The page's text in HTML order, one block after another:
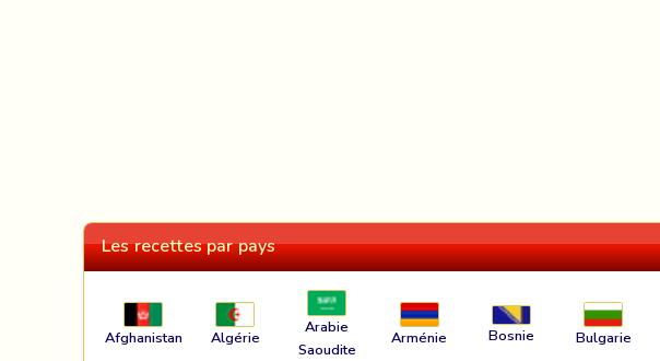
Les recettes par pays
Afghanistan Algérie
Arabie
Saoudite
Arménie Bosnie Bulgarie